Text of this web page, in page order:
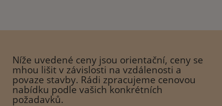
Níže uvedené ceny jsou orientační, ceny se
mhou lišit v závislosti na vzdálenosti a
povaze stavby. Rádi zpracujeme cenovou
nabídku podle vašich konkrétních
požadavků.